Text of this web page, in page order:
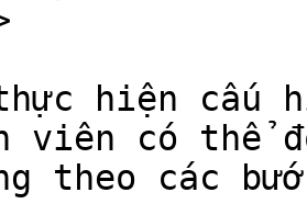
hiện cấu
viên có thể
theo các